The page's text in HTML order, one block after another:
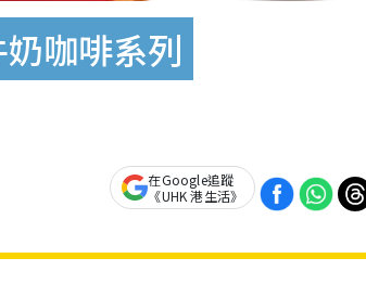
咖啡系列
在Google追蹤
《UHK 港生活》